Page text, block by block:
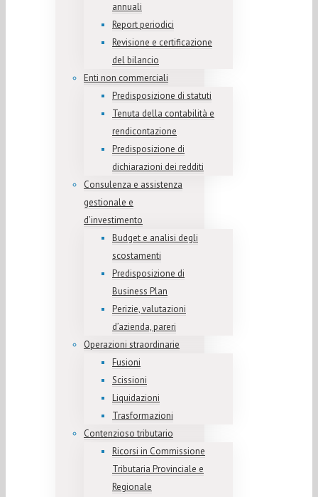
annuali
Report periodici
Revisione e certificazione
del bilancio
Enti non commerciali
Predisposizione di statuti
Tenuta della contabilità e
rendicontazione
Predisposizione di
dichiarazioni dei redditi
Consulenza e assistenza
gestionale e
d’investimento
Budget e analisi degli
scostamenti
Predisposizione di
Business Plan
Perizie, valutazioni
d’azienda, pareri
Operazioni straordinarie
Fusioni
Scissioni
Liquidazioni
Trasformazioni
Contenzioso tributario
Ricorsi in Commissione
Tributaria Provinciale e
Regionale